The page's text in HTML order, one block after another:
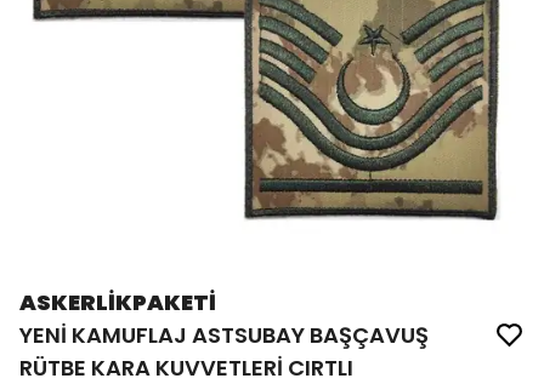
ASKERLİKPAKETİ
YENİ KAMUFLAJ ASTSUBAY BAŞÇAVUŞ
RÜTBE KARA KUVVETLERİ CIRTLI